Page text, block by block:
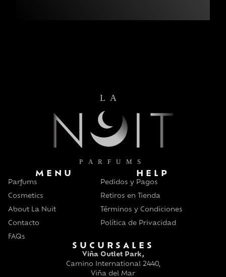
MENU
Parfums
Cosmetics
About La Nuit
Contacto
FAQs
HELP
Pedidos y Pagos
Retiros en Tienda
Términos y Condiciones
Política de Privacidad
SUCURSALES
Viña Outlet Park,
Camino International 2440,
Viña del Mar